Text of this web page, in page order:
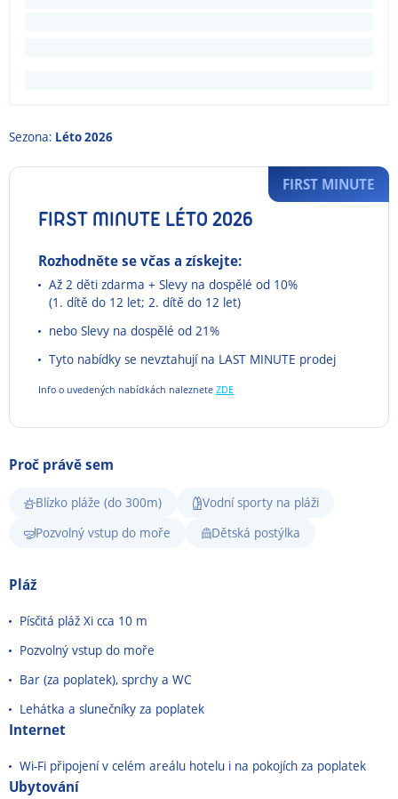
Sezona: Léto 2026
FIRST MINUTE LÉTO 2026
Rozhodněte se včas a získejte:
Až 2 děti zdarma + Slevy na dospělé od 10%
(1. dítě do 12 let; 2. dítě do 12 let)
nebo Slevy na dospělé od 21%
Tyto nabídky se nevztahují na LAST MINUTE prodej
Info o uvedených nabídkách naleznete ZDE
FIRST MINUTE
Proč právě sem
Blízko pláže (do 300m)
Vodní sporty na pláži
Pozvolný vstup do moře
Dětská postýlka
Pláž
Písčitá pláž Xi cca 10 m
Pozvolný vstup do moře
Bar (za poplatek), sprchy a WC
Lehátka a slunečníky za poplatek
Internet
Wi-Fi připojení v celém areálu hotelu i na pokojích za poplatek
Ubytování